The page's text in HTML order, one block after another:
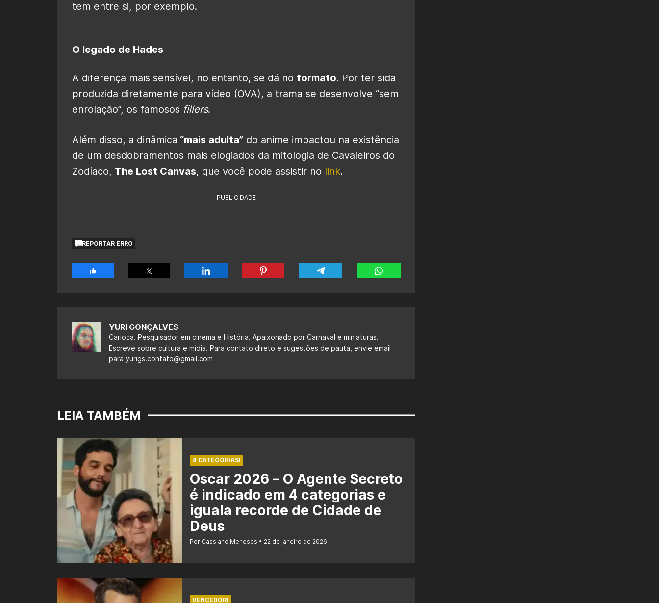
tem entre si, por exemplo.
O legado de Hades
A diferença mais sensível, no entanto, se dá no formato. Por ter sida
produzida diretamente para vídeo (OVA), a trama se desenvolve “sem
enrolação”, os famosos fillers.
Além disso, a dinâmica “mais adulta” do anime impactou na existência
de um desdobramentos mais elogiados da mitologia de Cavaleiros do
Zodíaco, The Lost Canvas, que você pode assistir no link.
PUBLICIDADE
REPORTAR ERRO
YURI GONÇALVES
Carioca. Pesquisador em cinema e História. Apaixonado por Carnaval e miniaturas.
Escreve sobre cultura e mídia. Para contato direto e sugestões de pauta, envie email
para yurigs.contato@gmail.com
LEIA TAMBÉM
4 CATEGORIAS!
Oscar 2026 – O Agente Secreto
é indicado em 4 categorias e
iguala recorde de Cidade de
Deus
Por Cassiano Meneses 22 de janeiro de 2026
VENCEDOR!